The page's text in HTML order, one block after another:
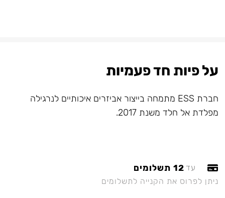
על פיות חד פעמיות
חברת ESS מתמחה בייצור אביזרים איכותיים לנרגילה
מפלדת אל חלד משנת 2017.
עד 12 תשלומים
ניתן לפרוס את הקנייה לתשלומים